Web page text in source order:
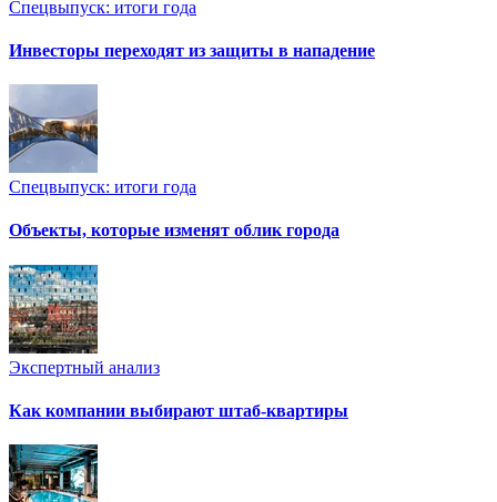
Спецвыпуск: итоги года
Инвесторы переходят из защиты в нападение
Спецвыпуск: итоги года
Объекты, которые изменят облик города
Экспертный анализ
Как компании выбирают штаб-квартиры